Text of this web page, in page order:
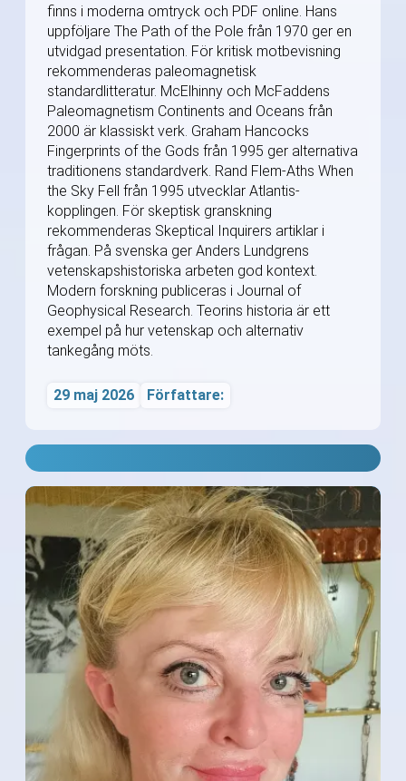
finns i moderna omtryck och PDF online. Hans
uppföljare The Path of the Pole från 1970 ger en
utvidgad presentation. För kritisk motbevisning
rekommenderas paleomagnetisk
standardlitteratur. McElhinny och McFaddens
Paleomagnetism Continents and Oceans från
2000 är klassiskt verk. Graham Hancocks
Fingerprints of the Gods från 1995 ger alternativa
traditionens standardverk. Rand Flem-Aths When
the Sky Fell från 1995 utvecklar Atlantis-
kopplingen. För skeptisk granskning
rekommenderas Skeptical Inquirers artiklar i
frågan. På svenska ger Anders Lundgrens
vetenskapshistoriska arbeten god kontext.
Modern forskning publiceras i Journal of
Geophysical Research. Teorins historia är ett
exempel på hur vetenskap och alternativ
tankegång möts.
29 maj 2026 Författare: